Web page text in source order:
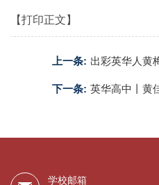
【打印正文】
上一条: 出彩英华人黄梅婷：
下一条: 英华高中丨黄
学校邮箱